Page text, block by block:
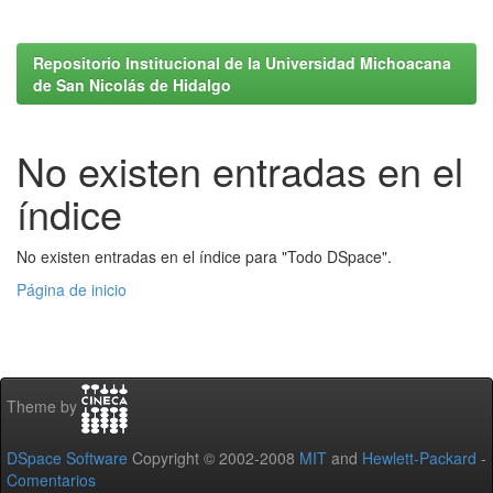
Repositorio Institucional de la Universidad Michoacana
de San Nicolás de Hidalgo
No existen entradas en el
índice
No existen entradas en el índice para "Todo DSpace".
Página de inicio
Theme by
DSpace Software Copyright © 2002-2008 MIT and Hewlett-Packard -
Comentarios